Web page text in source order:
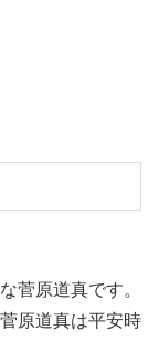
菅原道真です。
原道真は平安時